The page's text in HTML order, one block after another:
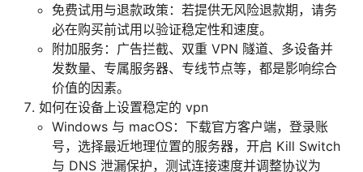
免费试用与退款政策：若提供无风险退款期，请务
必在购买前试用以验证稳定性和速度。
附加服务：广告拦截、双重 VPN 隧道、多设备并
发数量、专属服务器、专线节点等，都是影响综合
价值的因素。
如何在设备上设置稳定的 vpn
Windows 与 macOS：下载官方客户端，登录账
号，选择最近地理位置的服务器，开启 Kill Switch
与 DNS 泄漏保护，测试连接速度并调整协议为